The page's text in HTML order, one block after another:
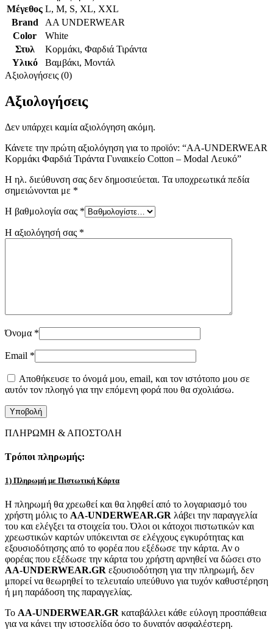
Μέγεθος L, M, S, XL, XXL
Brand
AA UNDERWEAR
Color
White
Στυλ
Κορμάκι, Φαρδιά Τιράντα
Υλικό
Βαμβάκι, Μοντάλ
Αξιολογήσεις (0)
Αξιολογήσεις
Δεν υπάρχει καμία αξιολόγηση ακόμη.
Κάνετε την πρώτη αξιολόγηση για το προϊόν: “AA-UNDERWEAR
Κορμάκι Φαρδιά Τιράντα Γυναικείο Cotton – Modal Λευκό”
Η ηλ. διεύθυνση σας δεν δημοσιεύεται. Τα υποχρεωτικά πεδία
σημειώνονται με *
Η βαθμολογία σας *
Η αξιολόγησή σας *
Όνομα *
Email *
Αποθήκευσε το όνομά μου, email, και τον ιστότοπο μου σε
αυτόν τον πλοηγό για την επόμενη φορά που θα σχολιάσω.
ΠΛΗΡΩΜΗ & ΑΠΟΣΤΟΛΗ
Τρόποι πληρωμής:
1) Πληρωμή με Πιστωτική Κάρτα
Η πληρωμή θα χρεωθεί και θα ληφθεί από το λογαριασμό του
χρήστη μόλις το AA-UNDERWEAR.GR λάβει την παραγγελία
του και ελέγξει τα στοιχεία του. Όλοι οι κάτοχοι πιστωτικών και
χρεωστικών καρτών υπόκεινται σε ελέγχους εγκυρότητας και
εξουσιοδότησης από το φορέα που εξέδωσε την κάρτα. Αν ο
φορέας που εξέδωσε την κάρτα του χρήστη αρνηθεί να δώσει στο
AA-UNDERWEAR.GR εξουσιοδότηση για την πληρωμή, δεν
μπορεί να θεωρηθεί το τελευταίο υπεύθυνο για τυχόν καθυστέρηση
ή μη παράδοση της παραγγελίας.
Το AA-UNDERWEAR.GR καταβάλλει κάθε εύλογη προσπάθεια
για να κάνει την ιστοσελίδα όσο το δυνατόν ασφαλέστερη.